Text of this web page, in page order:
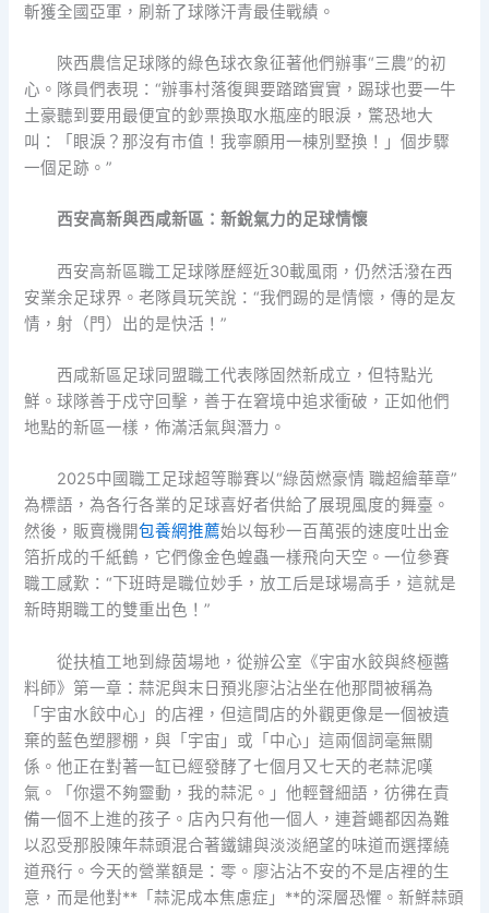
斬獲全國亞軍，刷新了球隊汗青最佳戰績。
陜西農信足球隊的綠色球衣象征著他們辦事“三農”的初
心。隊員們表現：“辦事村落復興要踏踏實實，踢球也要一牛
土豪聽到要用最便宜的鈔票換取水瓶座的眼淚，驚恐地大
叫：「眼淚？那沒有市值！我寧願用一棟別墅換！」個步驟
一個足跡。”
西安高新與西咸新區：新銳氣力的足球情懷
西安高新區職工足球隊歷經近30載風雨，仍然活潑在西
安業余足球界。老隊員玩笑說：“我們踢的是情懷，傳的是友
情，射（門）出的是快活！”
西咸新區足球同盟職工代表隊固然新成立，但特點光
鮮。球隊善于戍守回擊，善于在窘境中追求衝破，正如他們
地點的新區一樣，佈滿活氣與潛力。
2025中國職工足球超等聯賽以“綠茵燃豪情 職超繪華章”
為標語，為各行各業的足球喜好者供給了展現風度的舞臺。
然後，販賣機開包養網推薦始以每秒一百萬張的速度吐出金
箔折成的千紙鶴，它們像金色蝗蟲一樣飛向天空。一位參賽
職工感歎：“下班時是職位妙手，放工后是球場高手，這就是
新時期職工的雙重出色！”
從扶植工地到綠茵場地，從辦公室《宇宙水餃與終極醬
料師》第一章：蒜泥與末日預兆廖沾沾坐在他那間被稱為
「宇宙水餃中心」的店裡，但這間店的外觀更像是一個被遺
棄的藍色塑膠棚，與「宇宙」或「中心」這兩個詞毫無關
係。他正在對著一缸已經發酵了七個月又七天的老蒜泥嘆
氣。「你還不夠靈動，我的蒜泥。」他輕聲細語，彷彿在責
備一個不上進的孩子。店內只有他一個人，連蒼蠅都因為難
以忍受那股陳年蒜頭混合著鐵鏽與淡淡絕望的味道而選擇繞
道飛行。今天的營業額是：零。廖沾沾不安的不是店裡的生
意，而是他對**「蒜泥成本焦慮症」**的深層恐懼。新鮮蒜頭